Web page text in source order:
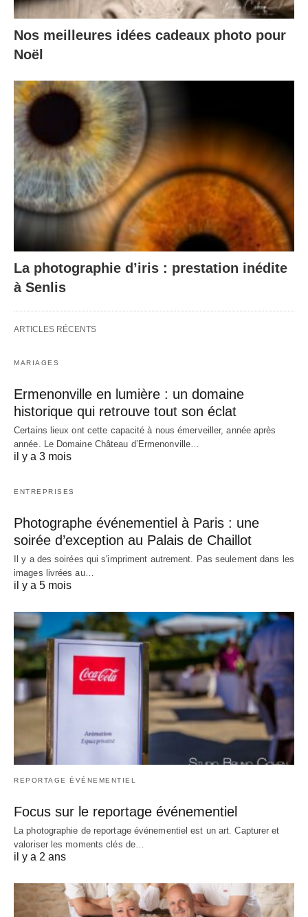
Nos meilleures idées cadeaux photo pour
Noël
La photographie d’iris : prestation inédite
à Senlis
ARTICLES RÉCENTS
MARIAGES
Ermenonville en lumière : un domaine
historique qui retrouve tout son éclat
Certains lieux ont cette capacité à nous émerveiller, année après
année. Le Domaine Château d’Ermenonville…
il y a 3 mois
ENTREPRISES
Photographe événementiel à Paris : une
soirée d’exception au Palais de Chaillot
Il y a des soirées qui s'impriment autrement. Pas seulement dans les
images livrées au…
il y a 5 mois
REPORTAGE ÉVÉNEMENTIEL
Focus sur le reportage événementiel
La photographie de reportage événementiel est un art. Capturer et
valoriser les moments clés de…
il y a 2 ans